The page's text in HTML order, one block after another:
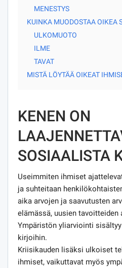
MENESTYS
KUINKA MUODOSTAA OIKEA
ULKOMUOTO
ILME
TAVAT
MISTÄ LÖYTÄÄ OIKEAT
KENEN ON
SOSIAALISTA
Useimmiten ihmiset
ja suhteitaan
aika arvojen ja saavutusten
elämässä, uusien tavoitteiden
Ympäristön yliarviointi
kirjoihin.
Kriisikauden lisäksi ulkoiset
ihmiset, vaikuttavat myös